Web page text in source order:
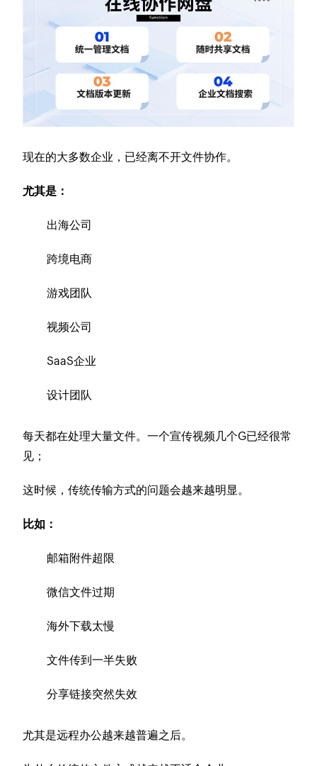
现在的大多数企业，已经离不开文件协作。
尤其是：
出海公司
跨境电商
游戏团队
视频公司
SaaS企业
设计团队
每天都在处理大量文件。一个宣传视频几个G已经很常
见；
这时候，传统传输方式的问题会越来越明显。
比如：
邮箱附件超限
微信文件过期
海外下载太慢
文件传到一半失败
分享链接突然失效
尤其是远程办公越来越普遍之后。